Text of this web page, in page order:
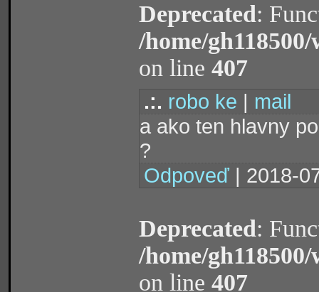
Deprecated:
/home/
on line 407
.:. robo ke | mail
a ako ten hlavny
?
Odpoveď | 2018-
Deprecated:
/home/
on line 407